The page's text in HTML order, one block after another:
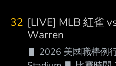
11 42 11 71 ２
.386 .408 .794 7 29
DH .272 .335 .520
32 [LIVE] MLB 紅雀
Warren
▋ 2026 美國職棒例